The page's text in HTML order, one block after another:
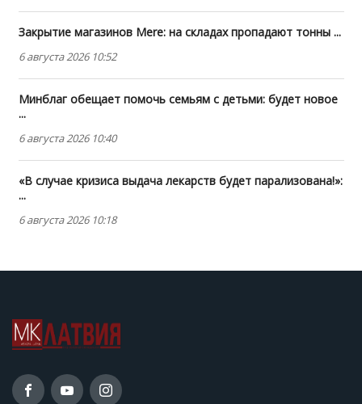
Закрытие магазинов Mere: на складах пропадают тонны ...
6 августа 2026 10:52
Минблаг обещает помочь семьям с детьми: будет новое
...
6 августа 2026 10:40
«В случае кризиса выдача лекарств будет парализована!»:
...
6 августа 2026 10:18